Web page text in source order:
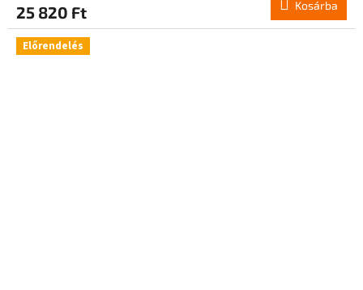
25 820 Ft Kosárba
Előrendelés